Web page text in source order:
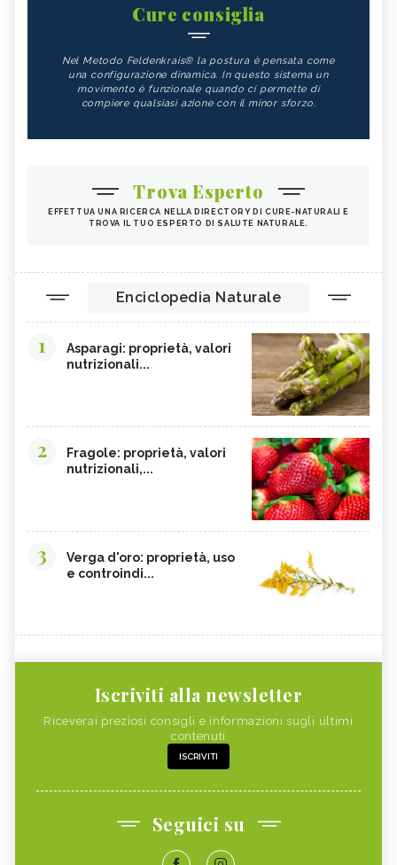
Cure consiglia
Nel Metodo Feldenkrais® la postura è pensata come
una configurazione dinamica. In questo sistema un
movimento è funzionale quando ci permette di
compiere qualsiasi azione con il minor sforzo.
Trova Esperto
EFFETTUA UNA RICERCA NELLA DIRECTORY DI CURE-NATURALI E
TROVA IL TUO ESPERTO DI SALUTE NATURALE.
Enciclopedia Naturale
1
Asparagi: proprietà, valori
nutrizionali...
2
Fragole: proprietà, valori
nutrizionali,...
3
Verga d'oro: proprietà, uso
e controindi...
Iscriviti alla newsletter
Riceverai preziosi consigli e informazioni sugli ultimi
contenuti
ISCRIVITI
Seguici su